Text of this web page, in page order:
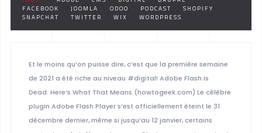
FACEBOOK
JOOMLA ODOO PODCAST
SHOPIFY
SNAPCHAT
TWITTER WIX WORDPRESS
Et le moins qu’on puisse dire, c’est que la première semaine
de 2021 a été riche au niveau #digital! Adobe Flash is
Dead: Here’s What That Means (howtogeek.com) Le célèbre
plugin Adobe Flash Player s’est officiellement éteint le 31
décembre dernier, même si jusqu’au 12 janvier, certains